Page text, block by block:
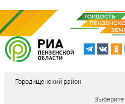
Городищенский район